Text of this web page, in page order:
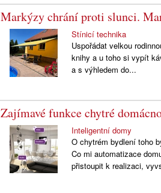
Markýzy chrání proti slunci.
Stínicí technika
Uspořádat velkou
knihy a u toho si vypít
a s výhledem do...
Zajímavé funkce chytré
Inteligentní domy
O chytrém bydlení toho
Co mi automatizace
přistoupit k realizaci,